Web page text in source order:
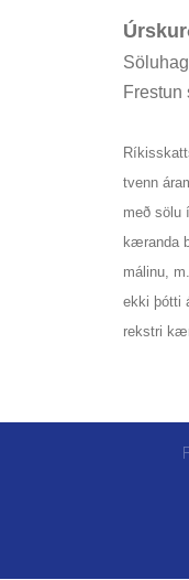
Frestun
tvenn
með sölu
kæranda
málinu,
ekki þótti
rekstri